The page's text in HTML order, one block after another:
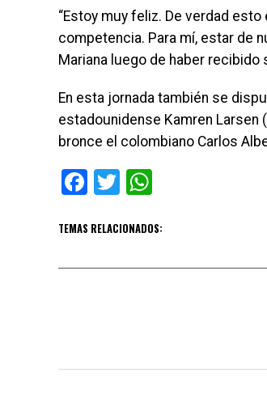
“Estoy muy feliz. De verdad
competencia. Para mí, estar de
Mariana luego de haber recibido
En esta jornada también se
estadounidense Kamren Larsen
bronce el colombiano Carlos
Facebook
Twitter
TEMAS RELACIONADOS: